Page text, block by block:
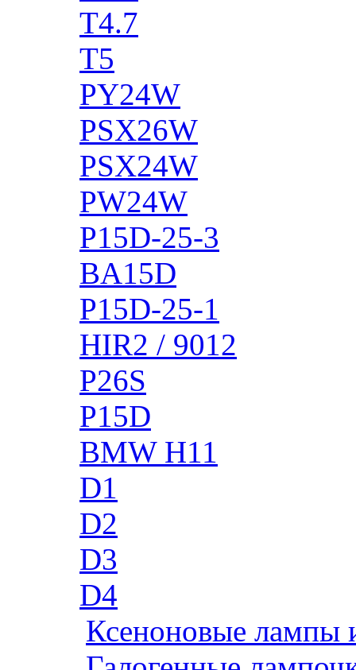
T4.7
T5
PY24W
PSX26W
PSX24W
PW24W
P15D-25-3
BA15D
P15D-25-1
HIR2 / 9012
P26S
P15D
BMW H11
D1
D2
D3
D4
Ксеноновые лампы